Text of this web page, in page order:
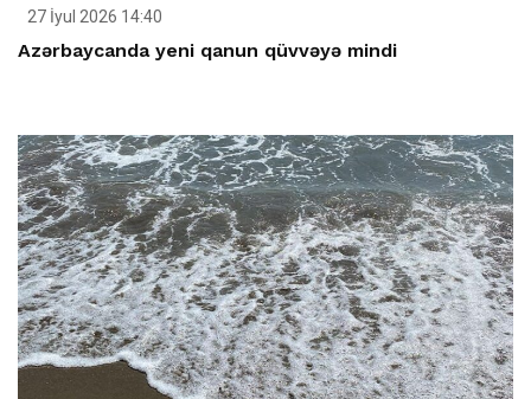
27 İyul 2026 14:40
Azərbaycanda yeni qanun qüvvəyə mindi